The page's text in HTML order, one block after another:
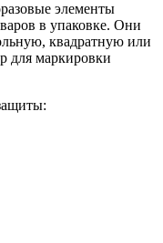
элементы
в упаковке. Они
квадратную или
для маркировки